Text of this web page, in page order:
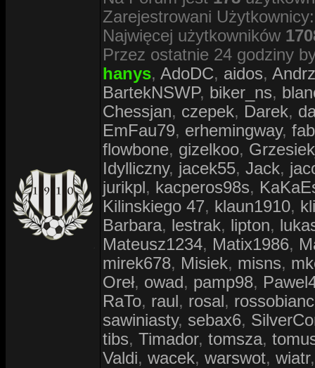
Zarejestrowani
Najwięcej użytkowników
Przez ostatnie 24 godziny
hanys, AdoDC, aidos,
BartekNSWP, biker_ns,
Chessjan, czepek, Darek,
EmFau79, erhemingway,
flowbone, gizelkoo,
Idylliczny, jacek55, Jack,
jurikpl, kacperos98s,
Kilinskiego 47, klaun1910,
Barbara, lestrak, lipton,
Mateusz1234, Matix1986,
mirek678, Misiek, misns,
Oreł, owad, pamp98,
RaTo, raul, rosal,
sawiniasty, sebax6,
tibs, Timador, tomsza,
Valdi, wacek, warswot, wiatr